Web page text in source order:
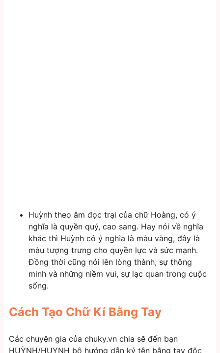
Huỳnh theo âm đọc trại của chữ Hoàng, có ý
nghĩa là quyền quý, cao sang. Hay nói về nghĩa
khác thì Huỳnh có ý nghĩa là màu vàng, đây là
màu tượng trưng cho quyền lực và sức mạnh.
Đồng thời cũng nói lên lòng thành, sự thông
minh và những niềm vui, sự lạc quan trong cuộc
sống.
Cách Tạo Chữ Kí Bằng Tay
Các chuyên gia của chuky.vn chia sẽ đến bạn
HUỲNH/HUYNH bộ hướng dẫn ký tên bằng tay độc